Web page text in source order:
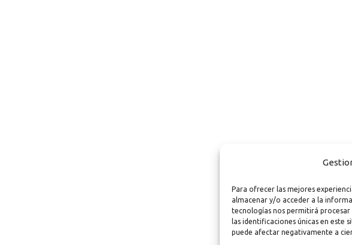
Para ofrecer las mejores
almacenar y/o acceder a la
tecnologías nos permitirá
las identificaciones únicas en
puede afectar negativamente a